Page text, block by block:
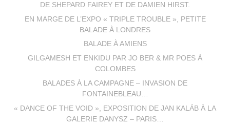
DE SHEPARD FAIREY ET DE DAMIEN HIRST.
EN MARGE DE L’EXPO « TRIPLE TROUBLE », PETITE
BALADE À LONDRES
BALADE À AMIENS
GILGAMESH ET ENKIDU PAR JO BER & MR POES À
COLOMBES
BALADES À LA CAMPAGNE – INVASION DE
FONTAINEBLEAU…
« DANCE OF THE VOID », EXPOSITION DE JAN KALÁB À LA
GALERIE DANYSZ – PARIS…